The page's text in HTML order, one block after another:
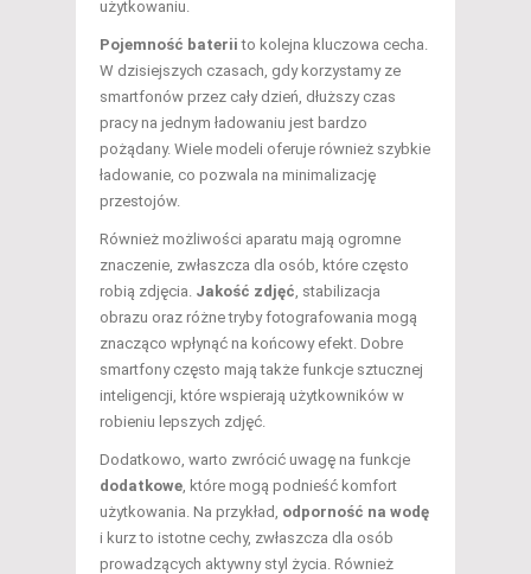
użytkowaniu.
Pojemność baterii to kolejna kluczowa cecha.
W dzisiejszych czasach, gdy korzystamy ze
smartfonów przez cały dzień, dłuższy czas
pracy na jednym ładowaniu jest bardzo
pożądany. Wiele modeli oferuje również szybkie
ładowanie, co pozwala na minimalizację
przestojów.
Również możliwości aparatu mają ogromne
znaczenie, zwłaszcza dla osób, które często
robią zdjęcia. Jakość zdjęć , stabilizacja
obrazu oraz różne tryby fotografowania mogą
znacząco wpłynąć na końcowy efekt. Dobre
smartfony często mają także funkcje sztucznej
inteligencji, które wspierają użytkowników w
robieniu lepszych zdjęć.
Dodatkowo, warto zwrócić uwagę na funkcje
dodatkowe , które mogą podnieść komfort
użytkowania. Na przykład, odporność na wodę
i kurz to istotne cechy, zwłaszcza dla osób
prowadzących aktywny styl życia. Również